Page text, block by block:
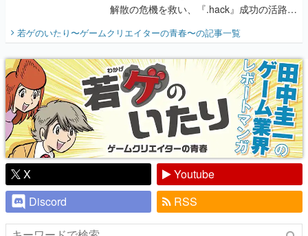
解散の危機を救い、『.hack』成功の活路を
『少年ジャンプ』色だった【若ゲのいた
り】
若ゲのいたり〜ゲームクリエイターの青春〜の記事一覧
X
Youtube
Discord
RSS